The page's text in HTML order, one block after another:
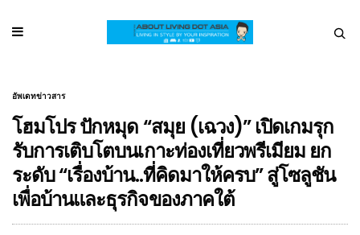
อัพเดทข่าวสาร
โฮมโปร ปักหมุด “สมุย (เฉวง)” เปิดเกมรุก
รับการเติบโตบนเกาะท่องเที่ยวพรีเมียม ยก
ระดับ “เรื่องบ้าน..ที่คิดมาให้ครบ” สู่โซลูชัน
เพื่อบ้านและธุรกิจของภาคใต้